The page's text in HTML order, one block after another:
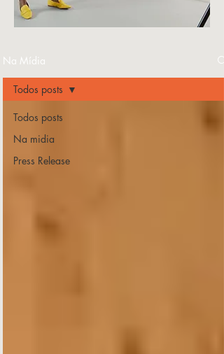
Na Mídia
Todos posts
Na midia
Press Release
Todos posts